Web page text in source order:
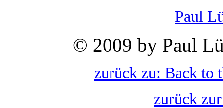
Paul
© 2009 by Paul
zurück zu: Back to
zurück